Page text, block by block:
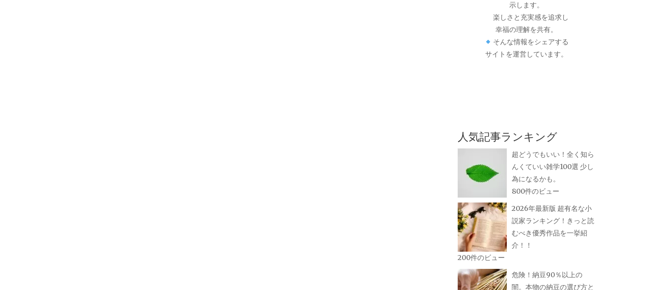
示します。
楽しさと充実感を追求し
幸福の理解を共有。
そんな情報をシェアする
サイトを運営しています。
人気記事ランキング
超どうでもいい！全く知ら
んくていい雑学100選 少し
為になるかも。
800件のビュー
2026年最新版 超有名な小
説家ランキング！きっと読
むべき優秀作品を一挙紹
介！！
200件のビュー
危険！納豆90％以上の
闇。本物の納豆の選び方と